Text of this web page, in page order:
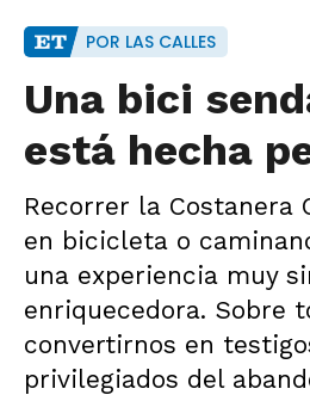
POR LAS CALLES
Una bici
está hecha
Recorrer la Costanera
en bicicleta o
una experiencia muy
enriquecedora. Sobre
convertirnos en
privilegiados del